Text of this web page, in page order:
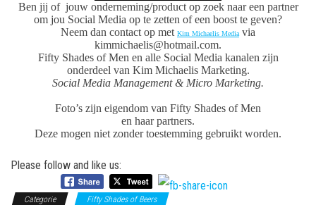
Ben jij of jouw onderneming/product op zoek naar een partner
om jou Social Media op te zetten of een boost te geven?
Neem dan contact op met Kim Michaelis Media via
kimmichaelis@hotmail.com.
Fifty Shades of Men en alle Social Media kanalen zijn
onderdeel van Kim Michaelis Marketing.
Social Media Management & Micro Marketing.
Foto’s zijn eigendom van Fifty Shades of Men
en haar partners.
Deze mogen niet zonder toestemming gebruikt worden.
Please follow and like us:
Categorie Fifty Shades of Beers